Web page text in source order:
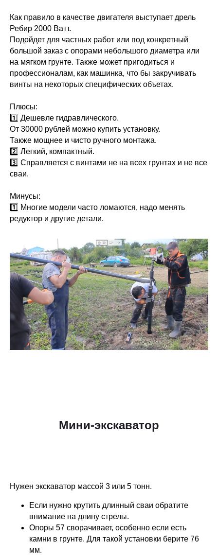
Как правило в качестве двигателя выступает дрель
Ребир 2000 Ватт.
Подойдет для частных работ или под конкретный
большой заказ с опорами небольшого диаметра или
на мягком грунте. Также может пригодиться и
профессионалам, как машинка, что бы закручивать
винты на некоторых специфических объетах.
Плюсы:
1️⃣ Дешевле гидравлического.
От 30000 рублей можно купить установку.
Также мощнее и чисто ручного монтажа.
2️⃣ Легкий, компактный.
3️⃣ Справляется с винтами не на всех грунтах и не все
сваи.
Минусы:
1️⃣ Многие модели часто ломаются, надо менять
редуктор и другие детали.
Мини-экскаватор
Нужен экскаватор массой 3 или 5 тонн.
Если нужно крутить длинный сваи обратите
внимание на длину стрелы.
Опоры 57 сворачивает, особенно если есть
камни в грунте. Для такой установки берите 76
мм.